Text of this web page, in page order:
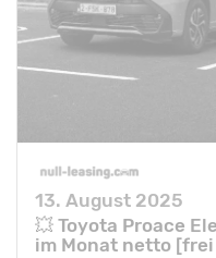
13. August 2025
💥 Toyota Proace
im Monat netto